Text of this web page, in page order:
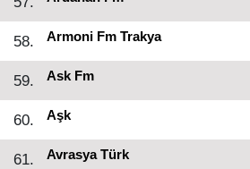
58. Armoni Fm Trakya
59. Ask Fm
60. Aşk
61. Avrasya Türk